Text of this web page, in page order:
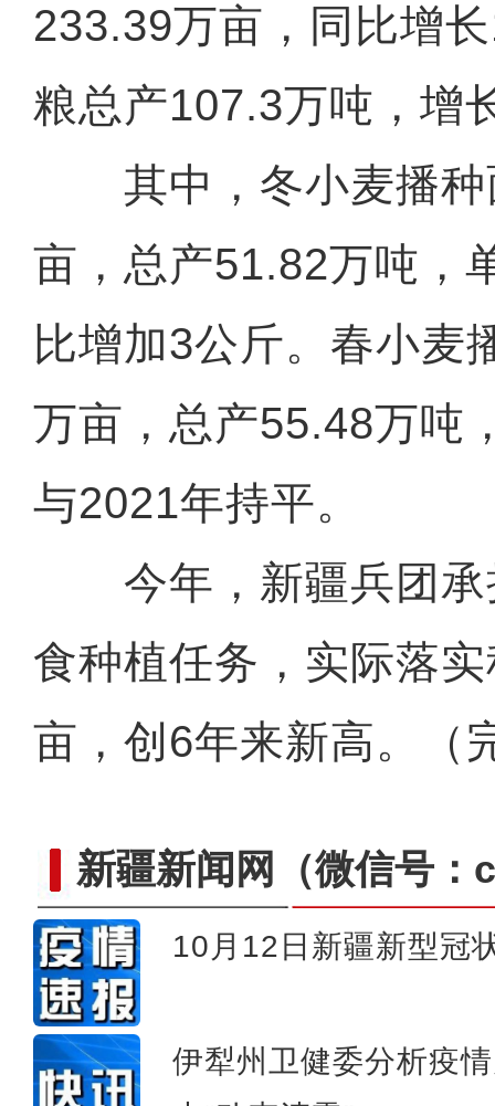
233.39万亩，同比增
粮总产107.3万吨，增
其中，冬小麦播种
亩，总产51.82万吨，
比增加3公斤。春小麦
万亩，总产55.48万吨
与2021年持平。
今年，新疆兵团承
食种植任务，实际落
亩，创6年来新高。（
新疆新闻网 （微信号
10月12日新疆新型冠
伊犁州卫健委分析疫